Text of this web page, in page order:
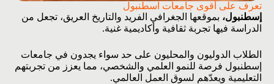
تعرف على أقوى جامعات اسطنبول
إسطنبول، بموقعها الجغرافي الفريد والتاريخ العريق، تجعل من
الدراسة فيها تجربة ثقافية وأكاديمية غنية.
الطلاب الدوليون والمحليون على حد سواء يجدون في جامعات
إسطنبول فرصة للنمو العلمي والشخصي، مما يعزز من تجربتهم
التعليمية ويعدّهم لسوق العمل العالمي.